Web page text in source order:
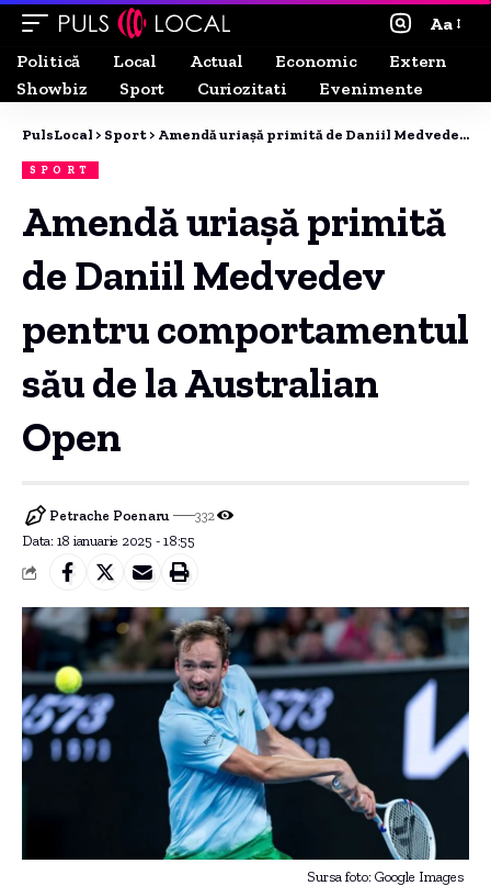
Aa
Politică
Local Actual Economic
Extern
Showbiz
Sport Curiozitati Evenimente
PulsLocal > Sport > Amendă uriașă primită de Daniil Medvedev pentru comportamentul său de la Australian Open
SPORT
Amendă uriașă primită
de Daniil Medvedev
pentru comportamentul
său de la Australian
Open
Data: 18 ianuarie 2025 - 18:55
Petrache Poenaru 332
Sursa foto: Google Images